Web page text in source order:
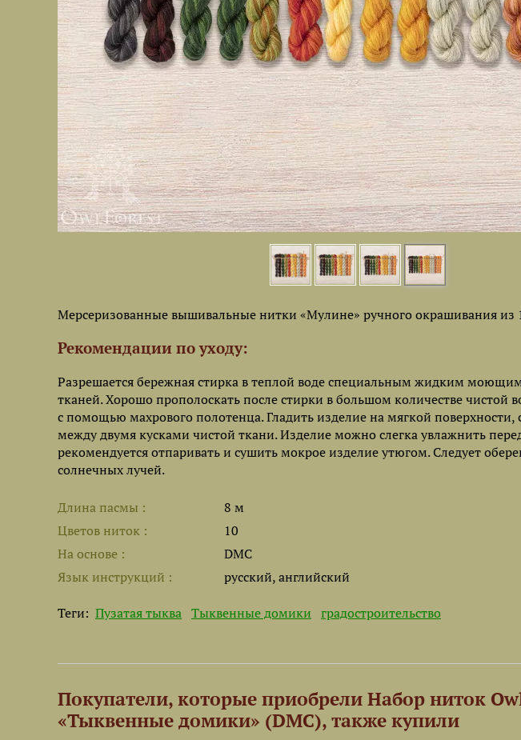
Мерсеризованные вышивальные нитки «Мулине» ручного окрашивания из
Рекомендации по уходу:
Разрешается бережная стирка в теплой воде специальным жидким
тканей. Хорошо прополоскать после стирки в большом количестве
с помощью махрового полотенца. Гладить изделие на мягкой
между двумя кусками чистой ткани. Изделие можно слегка увлажнить
рекомендуется отпаривать и сушить мокрое изделие утюгом. Следует
солнечных лучей.
Длина пасмы
8 м
Цветов ниток
10
На основе
DMC
Язык инструкций
русский, английский
Теги: Пузатая тыква Тыквенные домики градостроительство
Покупатели, которые приобрели Набор ниток
«Тыквенные домики» (DMC), также купили